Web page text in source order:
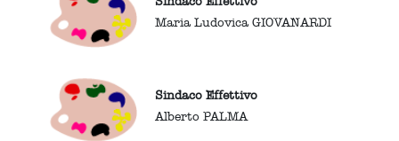
Maria Ludovica GIOVANARDI
Sindaco Effettivo
Alberto PALMA